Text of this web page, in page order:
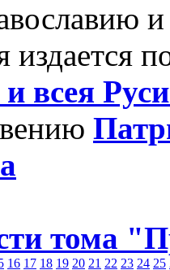
издается
всея
тома
16 17 18 19 20 21 22 23 24 25